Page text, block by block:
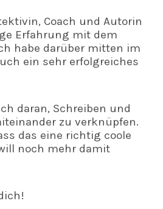
Coach und Autorin
Erfahrung mit dem
habe darüber mitten im
ein sehr erfolgreiches
daran, Schreiben und
zu verknüpfen.
das eine richtig coole
noch mehr damit